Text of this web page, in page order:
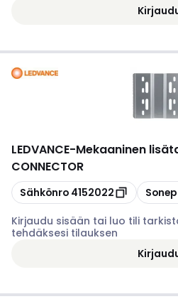
LEDVANCE-Mekaaninen
CONNECTOR
Kopioi
Sähkönro 4152022 Kopioi
Kirjaudu sisään tai luo tili
tehdäksesi tilauksen